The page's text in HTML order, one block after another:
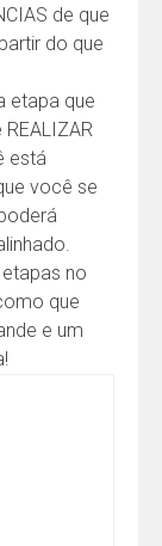
de que
do que
etapa que
está
você se
no
que
e um